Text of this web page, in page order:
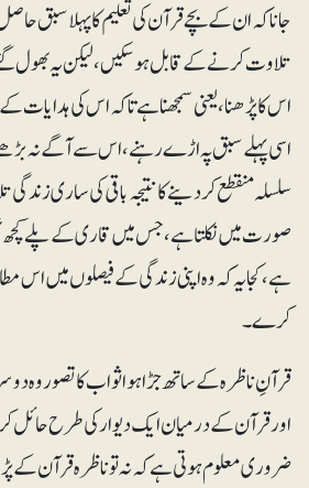
جانا کہ ان کے بچے قرآن کی تعلیم کا پہلا سبق
تلاوت کرنے کے قابل ہوسکیں،لیکن یہ بھول
اس کا پڑھنا، یعنی سمجھنا ہے تاکہ اس کی
اسی پہلے سبق پہ اڑے رہنے، اس سے آگے نہ
سلسلہ منقطع کردینے کا نتیجہ باقی کی ساری
صورت میں نکلتا ہے، جس میں قاری کے پلے کچھ
ہے، کجا یہ کہ وہ اپنی زندگی کے فیصلوں میں
کرے۔
قرآنِ ناظرہ کے ساتھ جڑا ہوا ثواب کا تصوروہ
اور قرآن کے درمیان ایک دیوار کی طرح حائل
ضروری معلوم ہوتی ہے کہ نہ تو ناظرہ قرآن کے